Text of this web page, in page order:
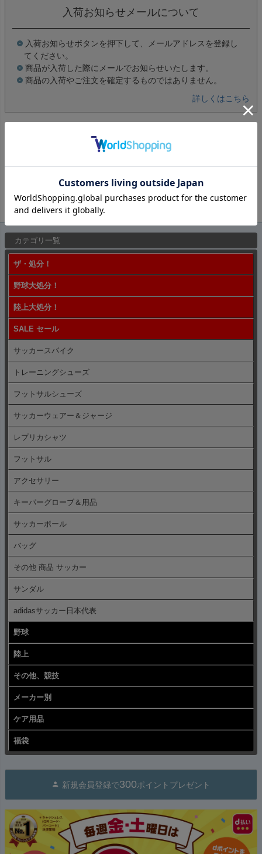
入荷お知らせメールについて
入荷お知らせボタンを押下して、メールアドレスを登録し
てください。
商品が入荷した際にメールでお知らせいたします。
商品の入荷やご注文を確定するものではありません。
詳しくはこちら
カテゴリ一覧
ザ・処分！
野球大処分！
陸上大処分！
SALE セール
サッカースパイク
トレーニングシューズ
フットサルシューズ
サッカーウェアー＆ジャージ
レプリカシャツ
フットサル
アクセサリー
キーパーグローブ＆用品
サッカーボール
バッグ
その他 商品 サッカー
サンダル
adidasサッカー日本代表
野球
陸上
その他、競技
メーカー別
ケア用品
福袋
ップ
新規会員登録で300ポイントプレゼント